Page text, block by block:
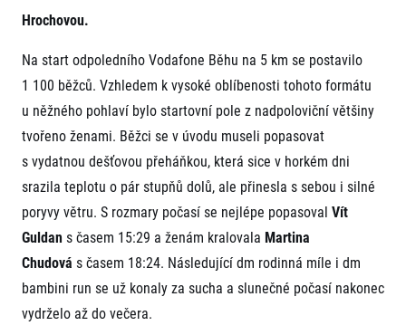
Pověření k vyzvednutí čísla
Vaše Fotografie
AIMS Race Calendar
Prvoběžci
RunCzech Stars
dm rodinná míle
Český maratonský klub
RunCzech Pacers
Running Doctors
Seznam neziskových organizací
Běžím pro stromy
Užitečné
O nás
Kontakt
Náš tým
Naši partneři
Historie
Pro veřejnost
FAQ (Často kladené dotazy)
Oznámení fúze
Dárkové poukazy
Šablony k dárkovému poukazu ke stažení
Pro média
Aktuality
Akreditace a vše k závodům
Tiskové zprávy
Poznámky pro editory
Magazíny
RunCzech
Kariéra
All Runners Are Beautiful
Ekofilozofie
Running Mall
Vítejte v Running Mall
Hrochovou.
Na start odpoledního Vodafone Běhu na 5 km se postavilo
1 100 běžců. Vzhledem k vysoké oblíbenosti tohoto formátu
u něžného pohlaví bylo startovní pole z nadpoloviční většiny
tvořeno ženami. Běžci se v úvodu museli popasovat
s vydatnou dešťovou přeháňkou, která sice v horkém dni
srazila teplotu o pár stupňů dolů, ale přinesla s sebou i silné
poryvy větru. S rozmary počasí se nejlépe popasoval Vít
Guldan s časem 15:29 a ženám kralovala Martina
Chudová s časem 18:24. Následující dm rodinná míle i dm
bambini run se už konaly za sucha a slunečné počasí nakonec
vydrželo až do večera.